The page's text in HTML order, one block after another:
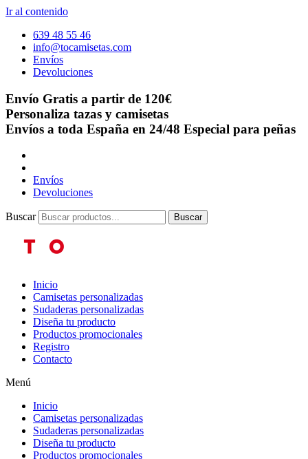
Ir al contenido
639 48 55 46
info@tocamisetas.com
Envíos
Devoluciones
Envío Gratis a partir de 120€
Personaliza tazas y camisetas
Envíos a toda España en 24/48 Especial para peñas
Envíos
Devoluciones
Buscar Buscar
Inicio
Camisetas personalizadas
Sudaderas personalizadas
Diseña tu producto
Productos promocionales
Registro
Contacto
Menú
Inicio
Camisetas personalizadas
Sudaderas personalizadas
Diseña tu producto
Productos promocionales